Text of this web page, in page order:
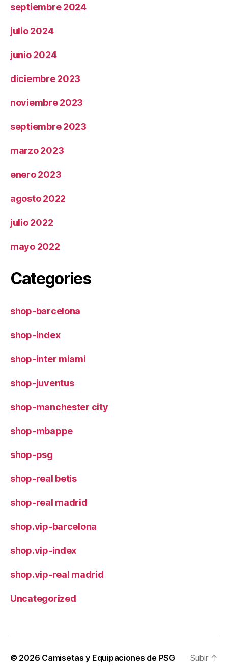
septiembre 2024
julio 2024
junio 2024
diciembre 2023
noviembre 2023
septiembre 2023
marzo 2023
enero 2023
agosto 2022
julio 2022
mayo 2022
Categories
shop-barcelona
shop-index
shop-inter miami
shop-juventus
shop-manchester city
shop-mbappe
shop-psg
shop-real betis
shop-real madrid
shop.vip-barcelona
shop.vip-index
shop.vip-real madrid
Uncategorized
© 2026 Camisetas y Equipaciones de PSG Subir ↑